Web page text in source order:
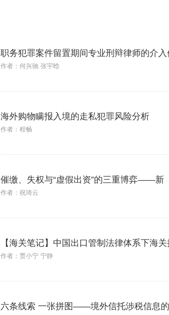
职务犯罪案件留置期间专业刑辩律师的介
作者：何兴驰 张宇晗
海外购物瞒报入境的走私犯罪风险分析
作者：程畅
催缴、失权与“虚假出资”的三重博弈——新
作者：祝琦云
【海关笔记】中国出口管制法律体系下海
作者：贾小宁 宁静
六条线索 一张拼图——境外信托涉税信息